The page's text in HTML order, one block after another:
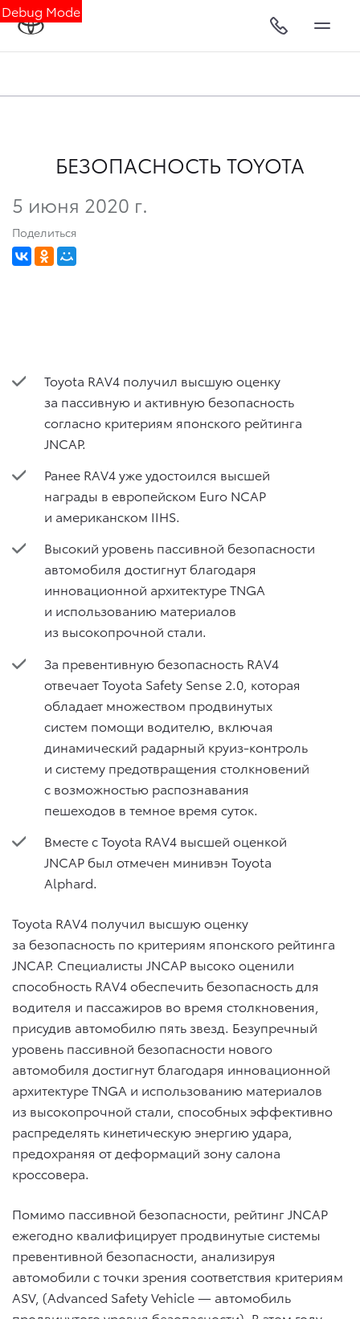
Debug Mode
БЕЗОПАСНОСТЬ TOYOTA
5 июня 2020 г.
Поделиться
Toyota RAV4 получил высшую оценку
за пассивную и активную безопасность
согласно критериям японского рейтинга
JNCAP.
Ранее RAV4 уже удостоился высшей
награды в европейском Euro NCAP
и американском IIHS.
Высокий уровень пассивной безопасности
автомобиля достигнут благодаря
инновационной архитектуре TNGA
и использованию материалов
из высокопрочной стали.
За превентивную безопасность RAV4
отвечает Toyota Safety Sense 2.0, которая
обладает множеством продвинутых
систем помощи водителю, включая
динамический радарный круиз-контроль
и систему предотвращения столкновений
с возможностью распознавания
пешеходов в темное время суток.
Вместе с Toyota RAV4 высшей оценкой
JNCAP был отмечен минивэн Toyota
Alphard.
Toyota RAV4 получил высшую оценку
за безопасность по критериям японского рейтинга
JNCAP. Специалисты JNCAP высоко оценили
способность RAV4 обеспечить безопасность для
водителя и пассажиров во время столкновения,
присудив автомобилю пять звезд. Безупречный
уровень пассивной безопасности нового
автомобиля достигнут благодаря инновационной
архитектуре TNGA и использованию материалов
из высокопрочной стали, способных эффективно
распределять кинетическую энергию удара,
предохраняя от деформаций зону салона
кроссовера.
Помимо пассивной безопасности, рейтинг JNCAP
ежегодно квалифицирует продвинутые системы
превентивной безопасности, анализируя
автомобили с точки зрения соответствия критериям
ASV, (Advanced Safety Vehicle — автомобиль